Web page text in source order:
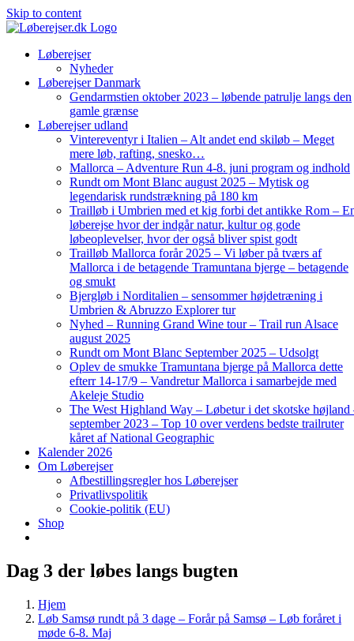
Skip to content
Løberejser
Nyheder
Løberejser Danmark
Gendarmstien oktober 2023 – løbende patrulje langs den
gamle grænse
Løberejser udland
Vintereventyr i Italien – Alt andet end skiløb – Meget
mere løb, rafting, snesko…
Mallorca – Adventure Run 4-8. juni program og indhold
Rundt om Mont Blanc august 2025 – Mytisk og
legendarisk rundstrækning på 180 km
Trailløb i Umbrien med et kig forbi det antikke Rom –
løberejse hvor der indgår natur, kultur og gode
løbeoplevelser, hvor der også bliver spist godt
Trailløb Mallorca forår 2025 – Vi løber på tværs af
Mallorca i de betagende Tramuntana bjerge – betagende
og smukt
Bjergløb i Norditalien – sensommer højdetræning i
Umbrien & Abruzzo Explorer tur
Nyhed – Running Grand Wine tour – Trail run Alsace
august 2025
Rundt om Mont Blanc September 2025 – Udsolgt
Oplev de smukke Tramuntana bjerge på Mallorca dette
efterr 14-17/9 – Vandretur Mallorca i samarbejde med
Akeleje Studio
The West Highland Way – Løbetur i det skotske højland
september 2023 – Top 10 over verdens bedste trailruter
kåret af National Geographic
Kalender 2026
Om Løberejser
Afbestillingsregler hos Løberejser
Privatlivspolitik
Cookie-politik (EU)
Shop
Dag 3 der løbes langs bugten
Hjem
Løb Samsø rundt på 3 dage – Forår på Samsø – Løb foråret i
møde 6-8. Maj